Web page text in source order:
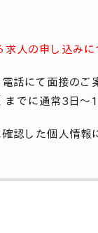
人の申し込み
にて面接のご
までに通常3日～
した個人情報